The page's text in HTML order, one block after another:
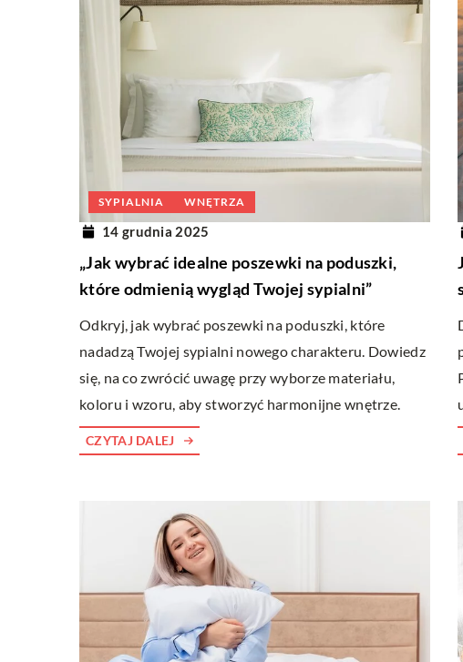
SYPIALNIA WNĘTRZA
14 grudnia 2025
„Jak wybrać idealne poszewki na poduszki,
które odmienią wygląd Twojej sypialni”
Odkryj, jak wybrać poszewki na poduszki, które
nadadzą Twojej sypialni nowego charakteru. Dowiedz
się, na co zwrócić uwagę przy wyborze materiału,
koloru i wzoru, aby stworzyć harmonijne wnętrze.
CZYTAJ DALEJ